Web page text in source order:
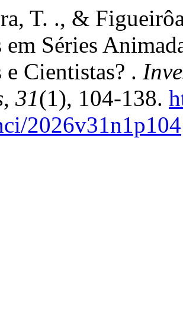
T. ., &
Séries
e Cientistas? .
, 31(1), 104-138.
2026v31n1p104